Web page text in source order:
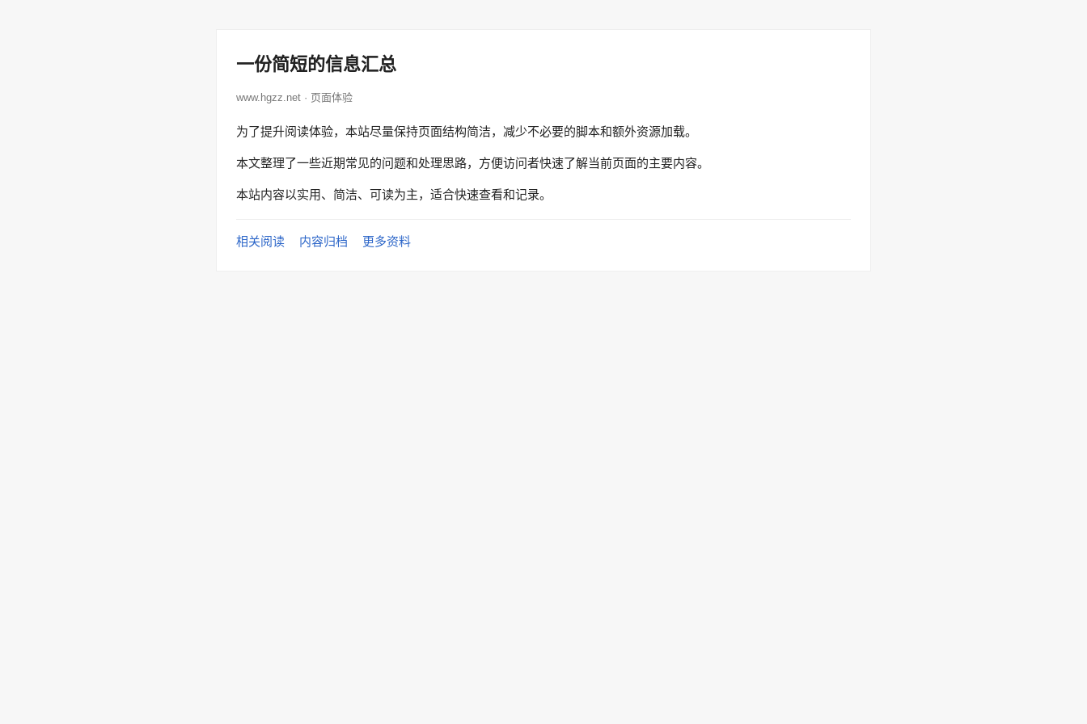
一份简短的信息汇总
www.hgzz.net · 页面体验
为了提升阅读体验，本站尽量保持页面结构简洁，减少不必要的脚本和额外资源加载。
本文整理了一些近期常见的问题和处理思路，方便访问者快速了解当前页面的主要内容。
本站内容以实用、简洁、可读为主，适合快速查看和记录。
相关阅读 内容归档 更多资料